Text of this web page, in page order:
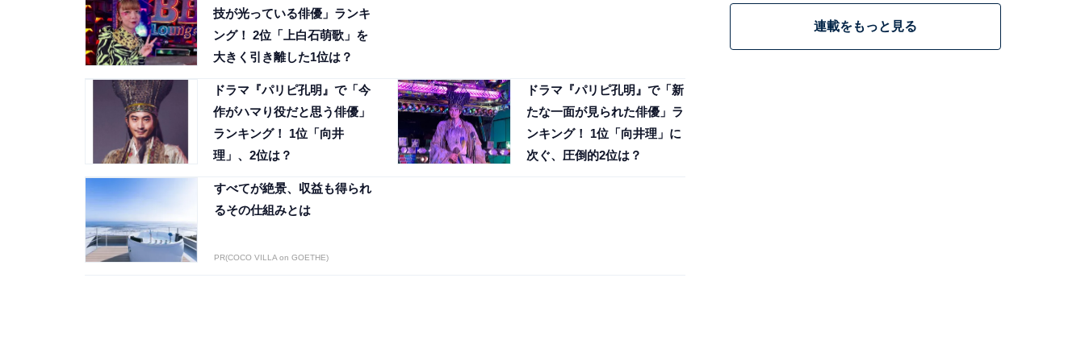
技が光っている俳優」ランキ
ング！ 2位「上白石萌歌」を
大きく引き離した1位は？
ドラマ『パリピ孔明』で「今
作がハマり役だと思う俳優」
ランキング！ 1位「向井
理」、2位は？
ドラマ『パリピ孔明』で「新
たな一面が見られた俳優」ラ
ンキング！ 1位「向井理」に
次ぐ、圧倒的2位は？
すべてが絶景、収益も得られ
るその仕組みとは
PR(COCO VILLA on GOETHE)
連載をもっと見る